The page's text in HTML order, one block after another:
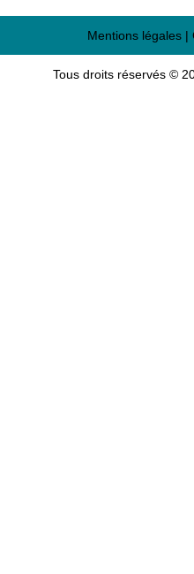
Mentions légales|
Tous droits réservés ©